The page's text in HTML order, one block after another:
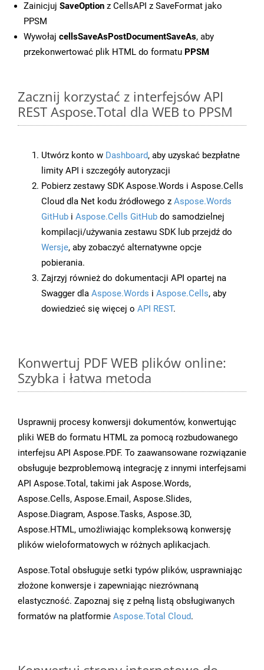
Zainicjuj SaveOption z CellsAPI z SaveFormat jako
PPSM
Wywołaj cellsSaveAsPostDocumentSaveAs, aby
przekonwertować plik HTML do formatu PPSM
Zacznij korzystać z interfejsów API
REST Aspose.Total dla WEB to PPSM
Utwórz konto w Dashboard, aby uzyskać bezpłatne
limity API i szczegóły autoryzacji
Pobierz zestawy SDK Aspose.Words i Aspose.Cells
Cloud dla Net kodu źródłowego z Aspose.Words
GitHub i Aspose.Cells GitHub do samodzielnej
kompilacji/używania zestawu SDK lub przejdź do
Wersje, aby zobaczyć alternatywne opcje
pobierania.
Zajrzyj również do dokumentacji API opartej na
Swagger dla Aspose.Words i Aspose.Cells, aby
dowiedzieć się więcej o API REST.
Konwertuj PDF WEB plików online:
Szybka i łatwa metoda
Usprawnij procesy konwersji dokumentów, konwertując
pliki WEB do formatu HTML za pomocą rozbudowanego
interfejsu API Aspose.PDF. To zaawansowane rozwiązanie
obsługuje bezproblemową integrację z innymi interfejsami
API Aspose.Total, takimi jak Aspose.Words,
Aspose.Cells, Aspose.Email, Aspose.Slides,
Aspose.Diagram, Aspose.Tasks, Aspose.3D,
Aspose.HTML, umożliwiając kompleksową konwersję
plików wieloformatowych w różnych aplikacjach.
Aspose.Total obsługuje setki typów plików, usprawniając
złożone konwersje i zapewniając niezrównaną
elastyczność. Zapoznaj się z pełną listą obsługiwanych
formatów na platformie Aspose.Total Cloud.